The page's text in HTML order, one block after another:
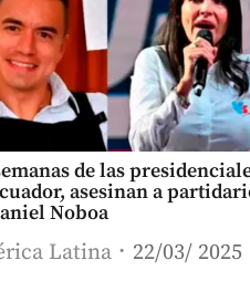
de las
asesinan a
Noboa
Latina 22/03/ 2025